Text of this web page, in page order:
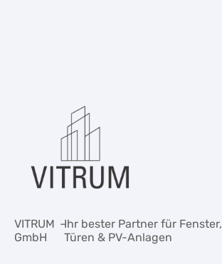
VITRUM
GmbH
–Ihr bester Partner für Fenster,
Türen & PV-Anlagen